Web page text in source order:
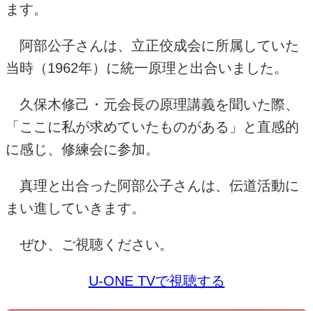
ます。
阿部公子さんは、立正佼成会に所属していた
当時（1962年）に統一原理と出合いました。
久保木修己・元会長の原理講義を聞いた際、
「ここに私が求めていたものがある」と直感的
に感じ、修練会に参加。
真理と出合った阿部公子さんは、伝道活動に
まい進していきます。
ぜひ、ご視聴ください。
U-ONE TVで視聴する